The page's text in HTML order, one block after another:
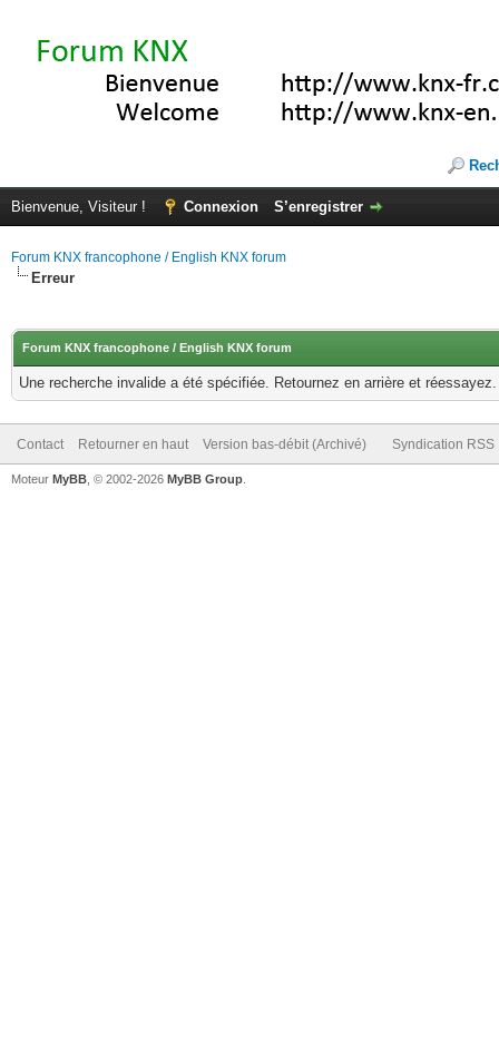
Bienvenue, Visiteur ! Connexion S’enregistrer
Forum KNX francophone / English KNX forum
Erreur
Forum KNX francophone / English KNX forum
Une recherche invalide a été spécifiée. Retournez en arrière et réessayez.
Contact Retourner en haut Version bas-débit (Archivé) Syndication RSS
Moteur MyBB , © 2002-2026 MyBB Group